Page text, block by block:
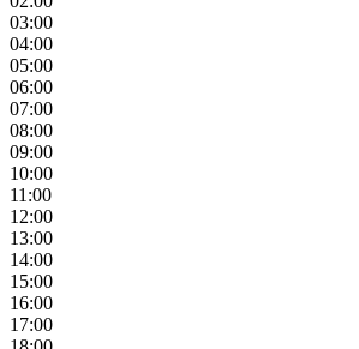
03:00
04:00
05:00
06:00
07:00
08:00
09:00
10:00
11:00
12:00
13:00
14:00
15:00
16:00
17:00